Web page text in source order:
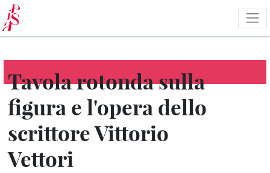
Pasar
al
contenido
principal
Tavola rotonda sulla
figura e l'opera dello
scrittore Vittorio
Vettori